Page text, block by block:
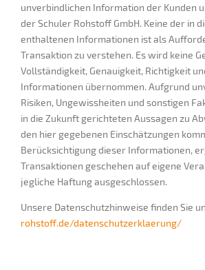
unverbindlichen Information der Kunden
der Schuler Rohstoff GmbH. Keine der in
enthaltenen Informationen ist als
Transaktion zu verstehen. Es wird keine
Vollständigkeit, Genauigkeit, Richtigkeit
Informationen übernommen. Aufgrund
Risiken, Ungewissheiten und sonstigen
in die Zukunft gerichteten Aussagen zu
den hier gegebenen Einschätzungen
Berücksichtigung dieser Informationen,
Transaktionen geschehen auf eigene
jegliche Haftung ausgeschlossen.
Unsere Datenschutzhinweise finden Sie
rohstoff.de/datenschutzerklaerung/